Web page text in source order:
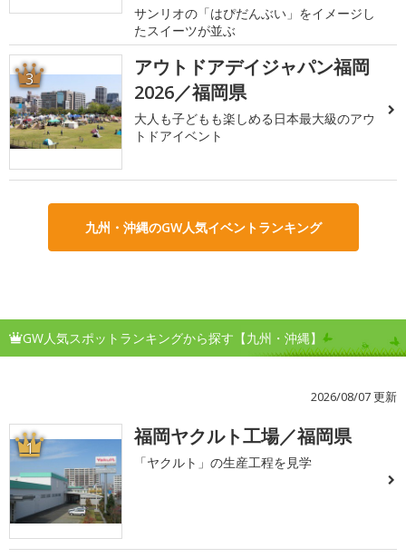
サンリオの「はぴだんぶい」をイメージし
たスイーツが並ぶ
3
アウトドアデイジャパン福岡
2026／福岡県
大人も子どもも楽しめる日本最大級のアウ
トドアイベント
九州・沖縄のGW人気イベントランキング
GW人気スポットランキングから探す【九州・沖縄】
2026/08/07 更新
1 福岡ヤクルト工場／福岡県
「ヤクルト」の生産工程を見学